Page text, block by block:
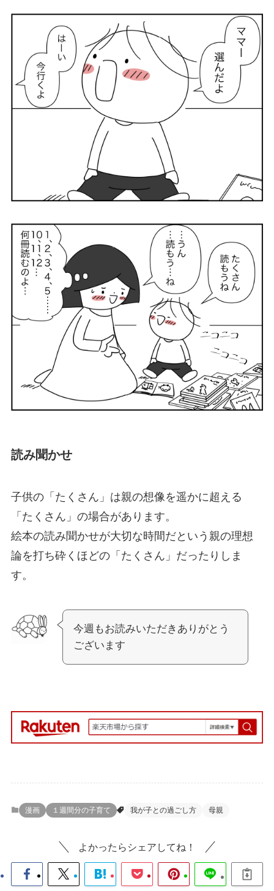
読み聞かせ
子供の「たくさん」は親の想像を遥かに超える
「たくさん」の場合があります。
絵本の読み聞かせが大切な時間だという親の理想
論を打ち砕くほどの「たくさん」だったりしま
す。
今週もお読みいただきありがとう
ございます
漫画 １週間分の子育て 我が子との過ごし方 母親
よかったらシェアしてね！